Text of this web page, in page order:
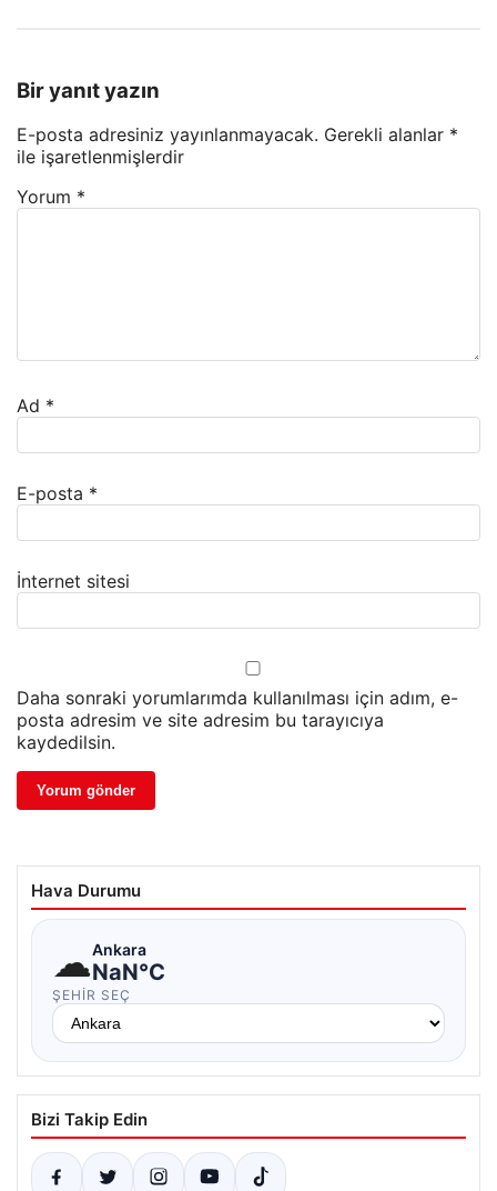
Bir yanıt yazın
E-posta adresiniz yayınlanmayacak. Gerekli alanlar *
ile işaretlenmişlerdir
Yorum *
Ad *
E-posta *
İnternet sitesi
Daha sonraki yorumlarımda kullanılması için adım, e-
posta adresim ve site adresim bu tarayıcıya
kaydedilsin.
Hava Durumu
☁Ankara
NaN°C
ŞEHIR SEÇ
Bizi Takip Edin